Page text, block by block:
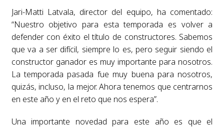
Jari-Matti Latvala, director del equipo, ha comentado:
“Nuestro objetivo para esta temporada es volver a
defender con éxito el título de constructores. Sabemos
que va a ser difícil, siempre lo es, pero seguir siendo el
constructor ganador es muy importante para nosotros.
La temporada pasada fue muy buena para nosotros,
quizás, incluso, la mejor. Ahora tenemos que centrarnos
en este año y en el reto que nos espera”.
Una importante novedad para este año es que el